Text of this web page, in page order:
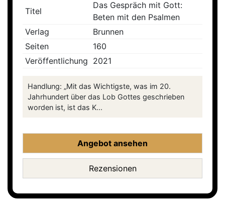
Titel
Das Gespräch mit Gott:
Beten mit den Psalmen
Verlag
Brunnen
Seiten
160
Veröffentlichung 2021
Handlung: „Mit das Wichtigste, was im 20.
Jahrhundert über das Lob Gottes geschrieben
worden ist, ist das K...
Angebot ansehen
Rezensionen